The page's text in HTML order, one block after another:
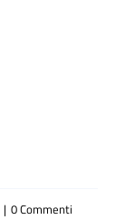
| 0 Commenti